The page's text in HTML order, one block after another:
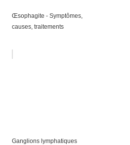
Œsophagite - Symptômes,
causes, traitements
Ganglions lymphatiques